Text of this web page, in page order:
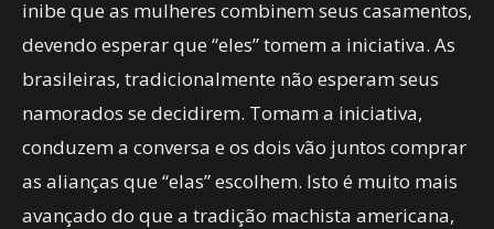
inibe que as mulheres combinem seus casamentos,
devendo esperar que “eles” tomem a iniciativa. As
brasileiras, tradicionalmente não esperam seus
namorados se decidirem. Tomam a iniciativa,
conduzem a conversa e os dois vão juntos comprar
as alianças que “elas” escolhem. Isto é muito mais
avançado do que a tradição machista americana,